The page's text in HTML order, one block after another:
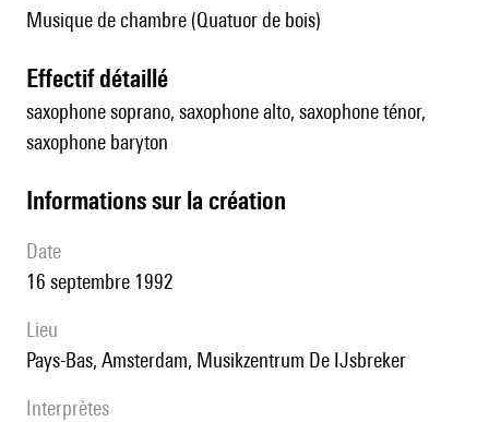
Musique de chambre (Quatuor de bois)
effectif détaillé
saxophone soprano, saxophone alto, saxophone ténor,
saxophone baryton
informations sur la création
date
16 septembre 1992
lieu
Pays-Bas, Amsterdam, Musikzentrum De IJsbreker
interprètes